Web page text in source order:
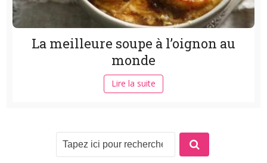
La meilleure soupe à l’oignon au
monde
Lire la suite